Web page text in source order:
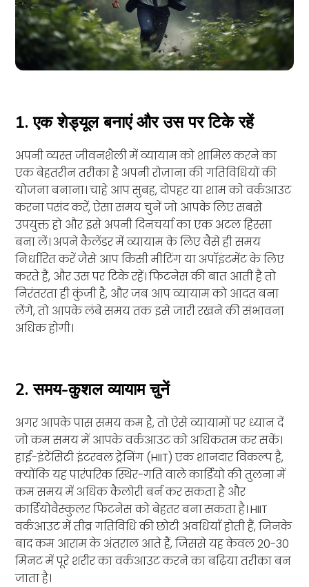
1. एक शेड्यूल बनाएं और उस पर टिके रहें
अपनी व्यस्त जीवनशैली में व्यायाम को शामिल करने का
एक बेहतरीन तरीका है अपनी रोज़ाना की गतिविधियों की
योजना बनाना। चाहे आप सुबह, दोपहर या शाम को वर्कआउट
करना पसंद करें, ऐसा समय चुनें जो आपके लिए सबसे
उपयुक्त हो और इसे अपनी दिनचर्या का एक अटल हिस्सा
बना लें। अपने कैलेंडर में व्यायाम के लिए वैसे ही समय
निर्धारित करें जैसे आप किसी मीटिंग या अपॉइंटमेंट के लिए
करते हैं, और उस पर टिके रहें। फिटनेस की बात आती है तो
निरंतरता ही कुंजी है, और जब आप व्यायाम को आदत बना
लेंगे, तो आपके लंबे समय तक इसे जारी रखने की संभावना
अधिक होगी।
2. समय-कुशल व्यायाम चुनें
अगर आपके पास समय कम है, तो ऐसे व्यायामों पर ध्यान दें
जो कम समय में आपके वर्कआउट को अधिकतम कर सकें।
हाई-इंटेंसिटी इंटरवल ट्रेनिंग (HIIT) एक शानदार विकल्प है,
क्योंकि यह पारंपरिक स्थिर-गति वाले कार्डियो की तुलना में
कम समय में अधिक कैलोरी बर्न कर सकता है और
कार्डियोवैस्कुलर फिटनेस को बेहतर बना सकता है। HIIT
वर्कआउट में तीव्र गतिविधि की छोटी अवधियाँ होती हैं, जिनके
बाद कम आराम के अंतराल आते हैं, जिससे यह केवल 20-30
मिनट में पूरे शरीर का वर्कआउट करने का बढ़िया तरीका बन
जाता है।